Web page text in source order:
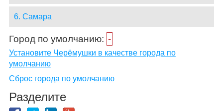
6. Самара
Город по умолчанию: -
Установите Черёмушки в качестве города по
умолчанию
Сброс города по умолчанию
Разделите